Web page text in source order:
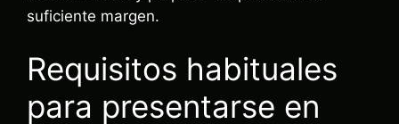
suficiente margen.
Requisitos habituales
para presentarse en